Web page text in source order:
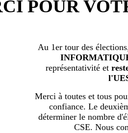
POUR
Au 1er tour des
représentativité et
Merci à toutes et tous
confiance. Le
déterminer le nombre
CSE. Nous